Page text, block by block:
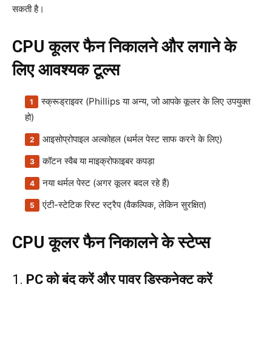
सकती है।
CPU कूलर फैन निकालने और लगाने के
लिए आवश्यक टूल्स
स्क्रूड्राइवर (Phillips या अन्य, जो आपके कूलर के लिए उपयुक्त
हो)
आइसोप्रोपाइल अल्कोहल (थर्मल पेस्ट साफ करने के लिए)
कॉटन स्वैब या माइक्रोफाइबर कपड़ा
नया थर्मल पेस्ट (अगर कूलर बदल रहे हैं)
एंटी-स्टेटिक रिस्ट स्ट्रैप (वैकल्पिक, लेकिन सुरक्षित)
CPU कूलर फैन निकालने के स्टेप्स
1. PC को बंद करें और पावर डिस्कनेक्ट करें